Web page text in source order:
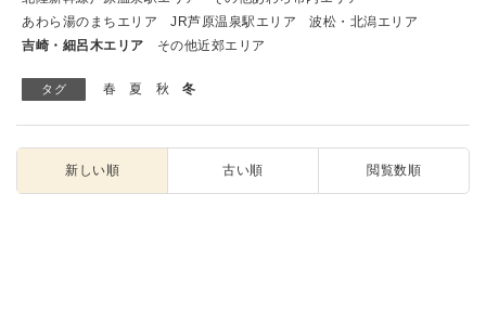
あわら湯のまちエリア
JR芦原温泉駅エリア
波松・北潟エリア
吉崎・細呂木エリア
その他近郊エリア
タグ 春 夏 秋 冬
新しい順 古い順 閲覧数順